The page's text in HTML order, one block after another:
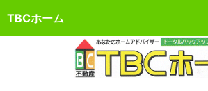
TBCホーム